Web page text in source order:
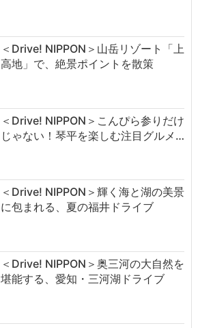
＜Drive! NIPPON＞山岳リゾート「上
高地」で、絶景ポイントを散策
＜Drive! NIPPON＞こんぴら参りだけ
じゃない！琴平を楽しむ注目グルメ…
＜Drive! NIPPON＞輝く海と湖の美景
に包まれる、夏の福井ドライブ
＜Drive! NIPPON＞奥三河の大自然を
堪能する、愛知・三河湖ドライブ